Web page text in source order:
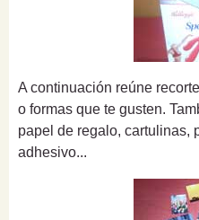
A continuación reúne
o formas que te gusten.
papel de regalo, cartulinas,
adhesivo...